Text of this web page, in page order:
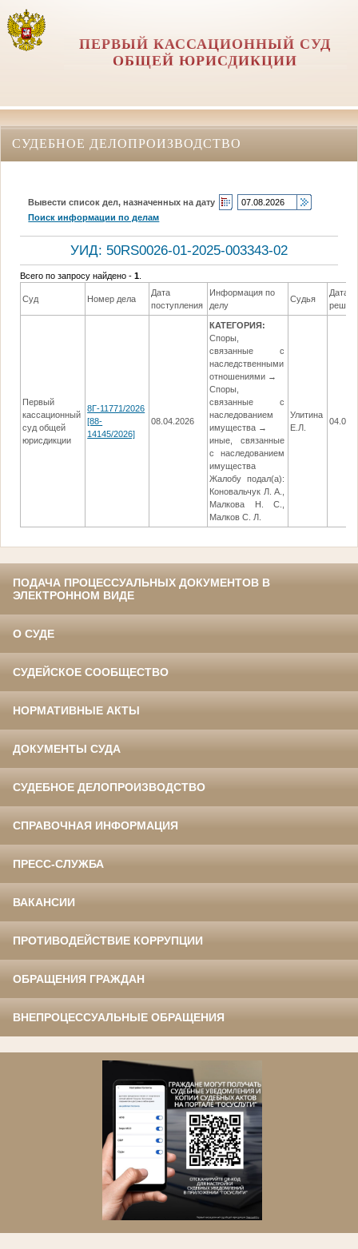
ПЕРВЫЙ КАССАЦИОННЫЙ СУД
ОБЩЕЙ ЮРИСДИКЦИИ
СУДЕБНОЕ ДЕЛОПРОИЗВОДСТВО
Вывести список дел, назначенных на дату
Поиск информации по делам
УИД: 50RS0026-01-2025-003343-02
Всего по запросу найдено -1
Суд Номер дела
Дата
поступления
Информация по
делу
Судья
Дата
Первый
кассационный
суд общей
юрисдикции
8Г-11771/2026
[88-
14145/2026]
08.04.2026
КАТЕГОРИЯ:
Споры,
связанные с
наследственными
отношениями →
Споры,
связанные с
наследованием
имущества →
иные, связанные
с наследованием
имущества
Жалобу подал(а):
Коновальчук Л. А.,
Малкова Н. С.,
Малков С. Л.
Улитина
Е.Л.
ПОДАЧА ПРОЦЕССУАЛЬНЫХ ДОКУМЕНТОВ В
ЭЛЕКТРОННОМ ВИДЕ
О СУДЕ
СУДЕЙСКОЕ СООБЩЕСТВО
НОРМАТИВНЫЕ АКТЫ
ДОКУМЕНТЫ СУДА
СУДЕБНОЕ ДЕЛОПРОИЗВОДСТВО
СПРАВОЧНАЯ ИНФОРМАЦИЯ
ПРЕСС-СЛУЖБА
ВАКАНСИИ
ПРОТИВОДЕЙСТВИЕ КОРРУПЦИИ
ОБРАЩЕНИЯ ГРАЖДАН
ВНЕПРОЦЕССУАЛЬНЫЕ ОБРАЩЕНИЯ